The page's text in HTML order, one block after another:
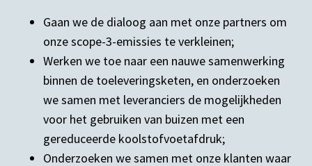
Gaan we de dialoog aan met onze partners om
onze scope-3-emissies te verkleinen;
Werken we toe naar een nauwe samenwerking
binnen de toeleveringsketen, en onderzoeken
we samen met leveranciers de mogelijkheden
voor het gebruiken van buizen met een
gereduceerde koolstofvoetafdruk;
Onderzoeken we samen met onze klanten waar